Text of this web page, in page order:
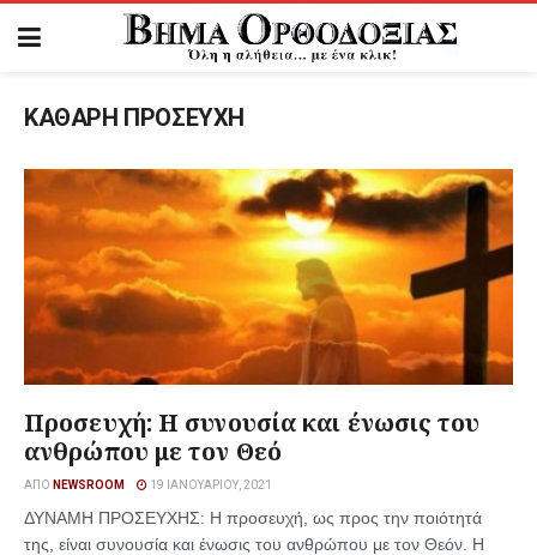
ΚΑΘΑΡΗ ΠΡΟΣΕΥΧΗ
Προσευχή: Η συνουσία και ένωσις του
ανθρώπου με τον Θεό
ΑΠΌ NEWSROOM 19 ΙΑΝΟΥΑΡΊΟΥ, 2021
ΔΥΝΑΜΗ ΠΡΟΣΕΥΧΗΣ: Η προσευχή, ως προς την ποιότητά
της, είναι συνουσία και ένωσις του ανθρώπου με τον Θεόν. Η